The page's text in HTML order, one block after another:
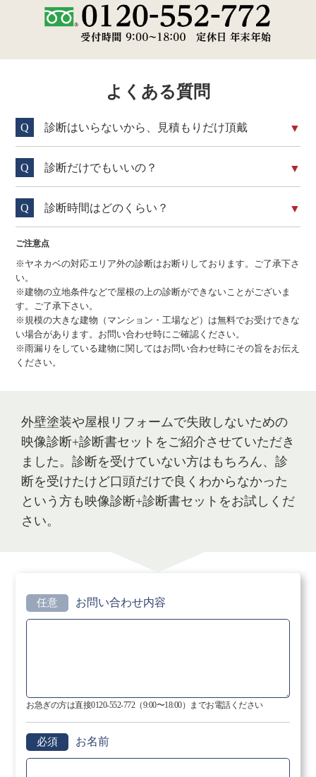
よくある質問
診断はいらないから、見積もりだけ頂戴
診断だけでもいいの？
診断時間はどのくらい？
ご注意点
※ヤネカベの対応エリア外の診断はお断りしております。ご了承下さ
い。
※建物の立地条件などで屋根の上の診断ができないことがございま
す。ご了承下さい。
※規模の大きな建物（マンション・工場など）は無料でお受けできな
い場合があります。お問い合わせ時にご確認ください。
※雨漏りをしている建物に関してはお問い合わせ時にその旨をお伝え
ください。
外壁塗装や屋根リフォームで失敗しないための
映像診断+診断書セットをご紹介させていただき
ました。診断を受けていない方はもちろん、診
断を受けたけど口頭だけで良くわからなかった
という方も映像診断+診断書セットをお試しくだ
さい。
任意 お問い合わせ内容
お急ぎの方は直接0120-552-772（9:00〜18:00）までお電話ください
必須 お名前